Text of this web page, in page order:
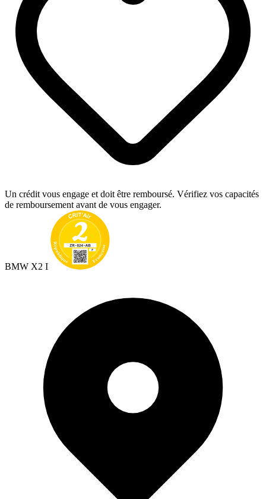
Un crédit vous engage et doit être remboursé. Vérifiez vos capacités
de remboursement avant de vous engager.
BMW X2 I